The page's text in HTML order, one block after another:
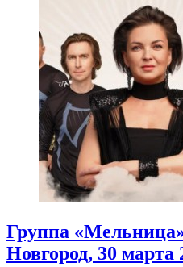
Группа
Новгород, 30 марта